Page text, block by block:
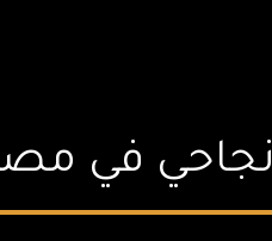
في مصر